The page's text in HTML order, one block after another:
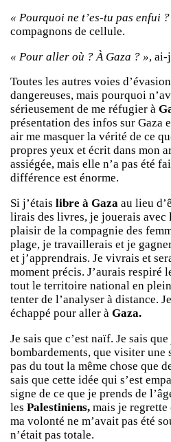
« Pourquoi ne t’es-tu pas enfui
compagnons de cellule.
« Pour aller où ? À Gaza ? », ai-
Toutes les autres voies
dangereuses, mais pourquoi
sérieusement de me réfugier à
présentation des infos sur Gaza
air me masquer la vérité de ce
propres yeux et écrit dans mon
assiégée, mais elle n’a pas été
différence est énorme.
Si j’étais libre à Gaza au lieu
lirais des livres, je jouerais avec
plaisir de la compagnie des
plage, je travaillerais et je
et j’apprendrais. Je vivrais et
moment précis. J’aurais respiré
tout le territoire national en
tenter de l’analyser à distance.
échappé pour aller à Gaza.
Je sais que c’est naïf. Je sais
bombardements, que visiter une
pas du tout la même chose que
sais que cette idée qui s’est
signe de ce que je prends de
les Palestiniens, mais je regrette
ma volonté ne m’avait pas été
n’était pas totale.